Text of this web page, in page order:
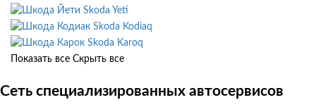
Skoda Yeti
Skoda Kodiaq
Skoda Karoq
Показать все Скрыть все
Сеть специализированных автосервисов